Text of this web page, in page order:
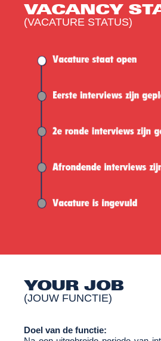
VACANCY
(VACATURE STATUS)
YOUR JOB
(JOUW FUNCTIE)
Doel van de functie: